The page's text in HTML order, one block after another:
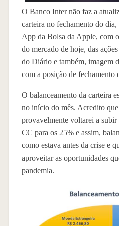
O Banco Inter não faz a
carteira no fechamento do
App da Bolsa da Apple, com
do mercado de hoje, das
do Diário e também, imagem
com a posição de fechamento
O balanceamento da carteira
no início do mês. Acredito
provavelmente voltarei a
CC para os 25% e assim,
como estava antes da crise e
aproveitar as oportunidades
pandemia.